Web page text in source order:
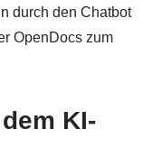
durch den Chatbot
OpenDocs zum
KI-